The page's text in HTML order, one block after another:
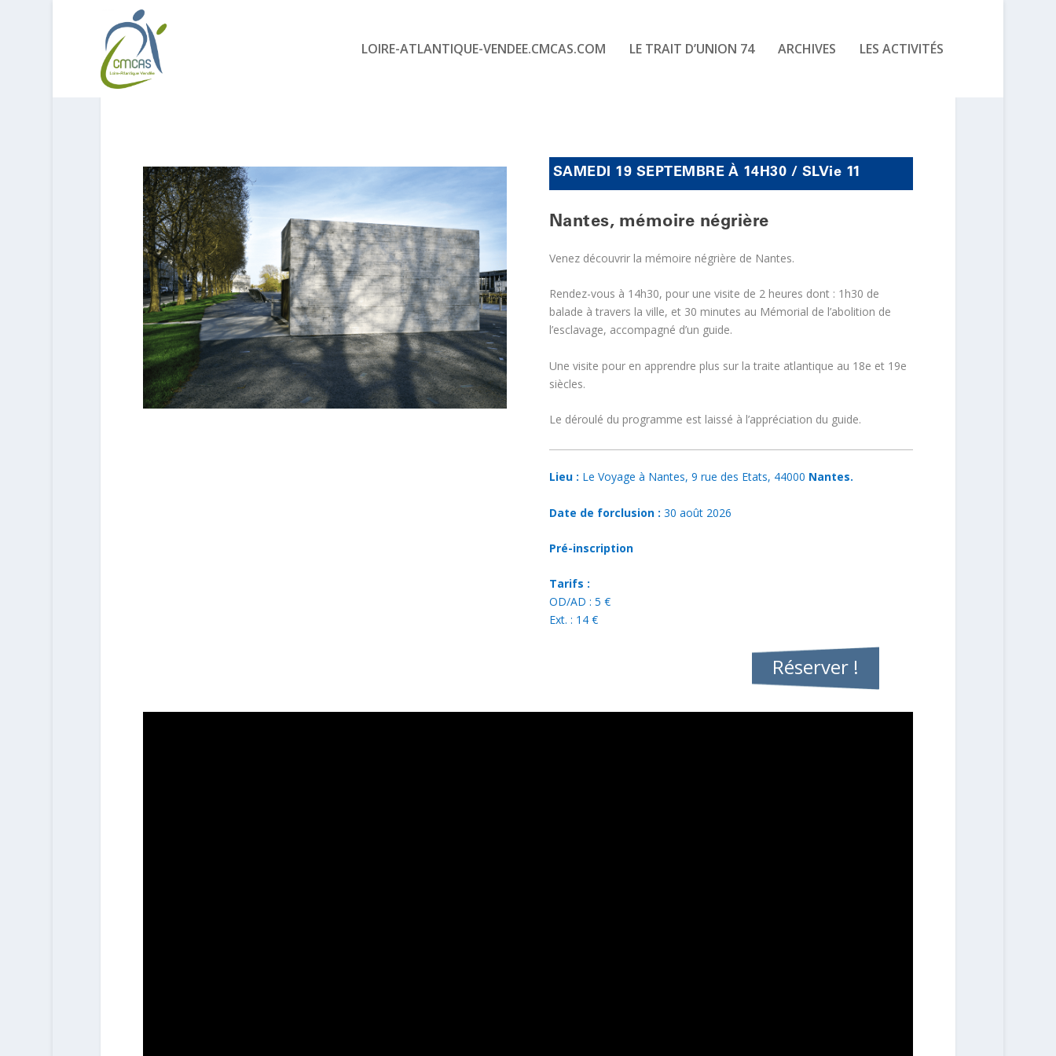
LOIRE-ATLANTIQUE-VENDEE.CMCAS.COM LE TRAIT D’UNION 74 ARCHIVES LES ACTIVITÉS
SAMEDI 19 SEPTEMBRE À 14H30 / SLVie 11
Nantes, mémoire négrière
Venez découvrir la mémoire négrière de Nantes.
Rendez-vous à 14h30, pour une visite de 2 heures dont : 1h30 de
balade à travers la ville, et 30 minutes au Mémorial de l’abolition de
l’esclavage, accompagné d’un guide.
Une visite pour en apprendre plus sur la traite atlantique au 18e et 19e
siècles.
Le déroulé du programme est laissé à l’appréciation du guide.
Lieu : Le Voyage à Nantes, 9 rue des Etats, 44000 Nantes.
Date de forclusion : 30 août 2026
Pré-inscription
Tarifs :
OD/AD : 5 €
Ext. : 14 €
Réserver !